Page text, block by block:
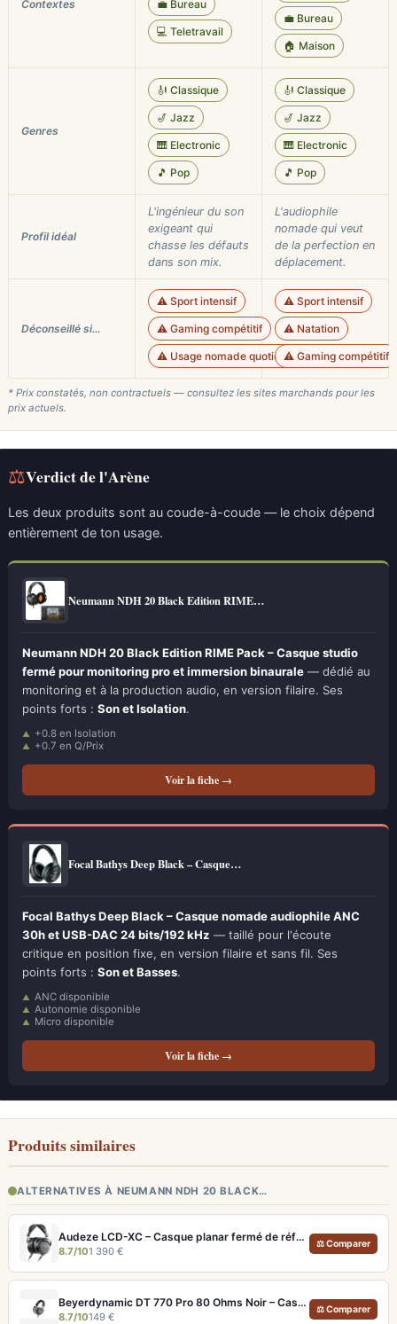
Contextes 💼 Bureau
💻 Teletravail
💼 Bureau
🏠 Maison
Genres
🎻 Classique
🎷 Jazz
🎹 Electronic
🎵 Pop
🎻 Classique
🎷 Jazz
🎹 Electronic
🎵 Pop
Profil idéal
L'ingénieur du son
exigeant qui
chasse les défauts
dans son mix.
L'audiophile
nomade qui veut
de la perfection en
déplacement.
Déconseillé si…
⚠️ Sport intensif
⚠️ Gaming compétitif
⚠️ Usage nomade quotidien
⚠️ Sport intensif
⚠️ Natation
⚠️ Gaming compétitif
* Prix constatés, non contractuels — consultez les sites marchands pour les
prix actuels.
⚖Verdict de l'Arène
Les deux produits sont au coude-à-coude — le choix dépend
entièrement de ton usage.
Neumann NDH 20 Black Edition RIME…
Neumann NDH 20 Black Edition RIME Pack – Casque studio
fermé pour monitoring pro et immersion binaurale — dédié au
monitoring et à la production audio, en version filaire. Ses
points forts : Son et Isolation.
+0.8 en Isolation
+0.7 en Q/Prix
Voir la fiche →
Focal Bathys Deep Black – Casque…
Focal Bathys Deep Black – Casque nomade audiophile ANC
30h et USB-DAC 24 bits/192 kHz — taillé pour l'écoute
critique en position fixe, en version filaire et sans fil. Ses
points forts : Son et Basses.
ANC disponible
Autonomie disponible
Micro disponible
Voir la fiche →
Produits similaires
ALTERNATIVES À NEUMANN NDH 20 BLACK…
Audeze LCD-XC – Casque planar fermé de référence pour studio et audiophile
8.7/101 390 €
⚖ Comparer
Beyerdynamic DT 770 Pro 80 Ohms Noir – Casque studio fermé pour monitoring précis
8.7/10149 €
⚖ Comparer